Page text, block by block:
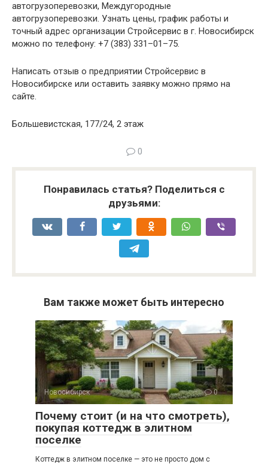
автогрузоперевозки, Междугородные
автогрузоперевозки. Узнать цены, график работы и
точный адрес организации Стройсервис в г. Новосибирск
можно по телефону: +7 (383) 331–01–75.
Написать отзыв о предприятии Стройсервис в
Новосибирске или оставить заявку можно прямо на
сайте.
Большевистская, 177/24, 2 этаж
0
Понравилась статья? Поделиться с
друзьями:
Вам также может быть интересно
Новосибирск 0
Почему стоит (и на что смотреть),
покупая коттедж в элитном
поселке
Коттедж в элитном поселке — это не просто дом с